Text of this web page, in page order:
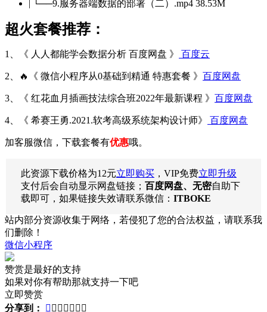
| └──9.服务器端数据的部署（二）.mp4 38.53M
超火套餐推荐：
1、《 人人都能学会数据分析 百度网盘 》 百度云
2、🔥《 微信小程序从0基础到精通 特惠套餐 》 百度网盘
3、《 红花血月插画技法综合班2022年最新课程 》 百度网盘
4、《 希赛王勇.2021.软考高级系统架构设计师》 百度网盘
加客服微信，下载套餐有优惠哦。
此资源下载价格为12元立即购买 ，VIP免费立即升级
支付后会自动显示网盘链接； 百度网盘、无密自助下
载即可，如果链接失效请联系微信： ITBOKE
站内部分资源收集于网络，若侵犯了您的合法权益，请联系我
们删除！
微信小程序
赞赏是最好的支持
如果对你有帮助那就支持一下吧
立即赞赏
分享到：
      